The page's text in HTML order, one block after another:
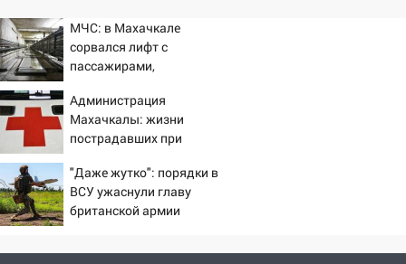
шестилетнего ребёнка на улице
Федерации: возбуждено уголовное дело
11:16
В Ульяновске ищут 37-летнего
мужчину, пропавшего ещё 19 июля
10:30
От мотофристайла до прогулки с
хаски: куда сходить в Ульяновской
области 8–9 августа
10:11
Директора ульяновской
«Нефтяной топливной компании» будут
судить за неуплату 48,4 млн рублей
налогов
МЧС: в Махачкале
сорвался лифт с
пассажирами,
человека
Администрация
Махачкалы: жизни
пострадавших при
угрожает
"Даже жутко": порядки в
ВСУ ужаснули главу
британской армии